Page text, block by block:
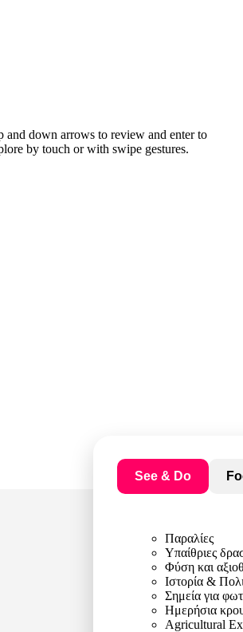
and down arrows to review and enter to
by touch or with swipe gestures.
See & Do
Παραλίες
Υπαίθριες
Φύση και
Ιστορία &
Σημεία για
Ημερήσια
Agricultural